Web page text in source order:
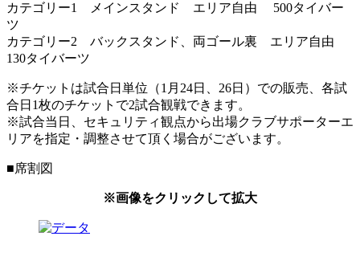
カテゴリー1 メインスタンド エリア自由 500タイバー
ツ
カテゴリー2 バックスタンド、両ゴール裏 エリア自由
130タイバーツ
※チケットは試合日単位（1月24日、26日）での販売、各試
合日1枚のチケットで2試合観戦できます。
※試合当日、セキュリティ観点から出場クラブサポーターエ
リアを指定・調整させて頂く場合がございます。
■席割図
※画像をクリックして拡大